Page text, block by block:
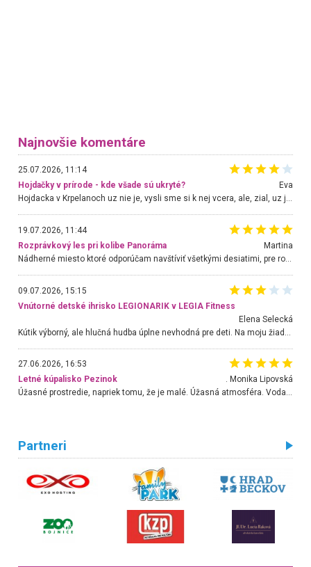
Najnovšie komentáre
25.07.2026, 11:14
Hojdačky v prírode - kde všade sú ukryté?
Eva
Hojdacka v Krpelanoch uz nie je, vysli sme si k nej vcera, ale, zial, uz je znicena. Ak sem planujete cestu len kvoli hojdacke, mozete si ju usetrit. Krasny vyhlad je tu vsak aj bez hojdacky :-)
19.07.2026, 11:44
Rozprávkový les pri kolibe Panoráma
Martina
Nádherné miesto ktoré odporúčam navštíviť všetkými desiatimi, pre rodiny s deťmi, dôchodcom... Proste a jednoducho ozaj rozprávkový les.. určite ešte prídeme. Odniesli sme si na pamiatku krásne tričká,
09.07.2026, 15:15
Vnútorné detské ihrisko LEGIONARIK v LEGIA Fitness
Elena Selecká
27.06.2026, 16:53
Letné kúpalisko Pezinok
. Monika Lipovská
Úžasné prostredie, napriek tomu, že je malé. Úžasná atmosféra. Voda fantastická a nádherná. Ľudí je pomerne veľa, ale su mili a ohľaduplní. Je veľmi zaujímavé sledovať, ako dokážu spolu športovať cudzí ľudia a bez ohľadu na vek. Vládne tu pohoda. Vnuka neviem dostať z vody. Ďakujem za krásny deň . Urcite sa sem vrátim. Jediný problém je s parkovaním, ale aj ten sa mi podarilo vyriešiť. Monika Bratislava
Partneri